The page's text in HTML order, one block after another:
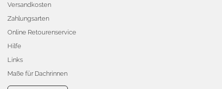
Versandkosten
Zahlungsarten
Online Retourenservice
Hilfe
Links
Maße für Dachrinnen